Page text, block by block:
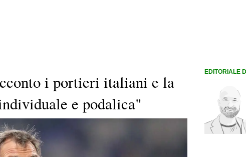
i portieri italiani e la
e podalica"
EDITORIALE